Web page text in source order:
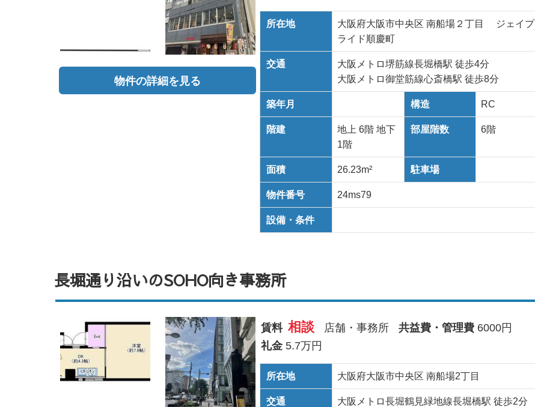
物件の詳細を見る
所在地
大阪府大阪市中央区 南船場２丁目 ジェイプ
ライド順慶町
交通
大阪メトロ堺筋線長堀橋駅 徒歩4分
大阪メトロ御堂筋線心斎橋駅 徒歩8分
築年月 構造 RC
階建
地上 6階 地下
1階
部屋階数 6階
面積 26.23m² 駐車場
物件番号 24ms79
設備・条件
長堀通り沿いのSOHO向き事務所
賃料 相談 店舗・事務所 共益費・管理費 6000円
礼金 5.7万円
所在地 大阪府大阪市中央区 南船場2丁目
交通
大阪メトロ長堀鶴見緑地線長堀橋駅 徒歩2分